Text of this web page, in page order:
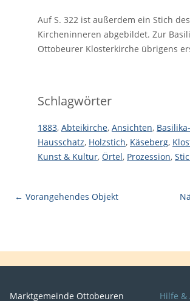
Auf S. 322 ist außerdem ein Stich des
Kircheninneren abgebildet. Zur
Ottobeurer Klosterkirche übrigens
Schlagwörter
1883, Abteikirche, Ansichten,
Hausschatz, Holzstich, Käseberg,
Kunst & Kultur, Örtel, Prozession,
← Vorangehendes Objekt
Marktgemeinde Ottobeuren Hilfe &